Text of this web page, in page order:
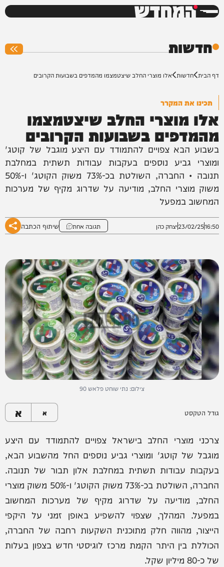
המחדש
חדשות
דף הבית חדשות אלו מוצרי החלב שיצטמצמו מהמדפים בשבועות הקרובים
תכינו את המקרר
אלו מוצרי החלב שיצטמצמו
מהמדפים בשבועות הקרובים
בשבוע הבא צפויים להתמודד עם היצע מוגבל של קוטג'
ומוצרי גביע נוספים בעקבות עבודות תשתית במחלבת
תנובה • החברה, השולטת בכ-73% משוק הקוטג' ו-50%
משוק מוצרי החלב, מודיעה על שדרוג מקיף של מערכות
המחשוב במפעל
16:50
23/02/25יצחק כהן תגובה אחת שיתוף הכתבה
צילום: נתי שוחט פלאש 90
גודל הטקסט א א
צרכני מוצרי החלב בישראל צפויים להתמודד עם היצע
מוגבל של קוטג' ומוצרי גביע נוספים החל מהשבוע הבא,
בעקבות עבודות תשתית במחלבת אלון תבור של תנובה.
החברה, השולטת בכ-73% משוק הקוטג' ו-50% משוק מוצרי
החלב, מודיעה על שדרוג מקיף של מערכות המחשוב
במפעל. המהלך, שצפוי להשפיע באופן זמני על היקפי
הייצור, מהווה חלק מתוכנית השקעות רחבה של החברה,
הכוללת בין היתר הקמת מרכז לוגיסטי חדש בצפון בעלות
של כ-80 מיליון שקל.